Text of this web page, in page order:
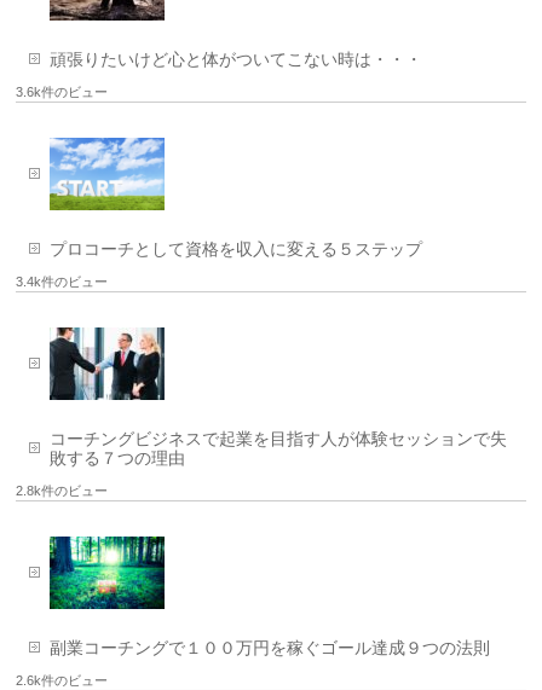
頑張りたいけど心と体がついてこない時は・・・
3.6k件のビュー
プロコーチとして資格を収入に変える５ステップ
3.4k件のビュー
コーチングビジネスで起業を目指す人が体験セッションで失
敗する７つの理由
2.8k件のビュー
副業コーチングで１００万円を稼ぐゴール達成９つの法則
2.6k件のビュー